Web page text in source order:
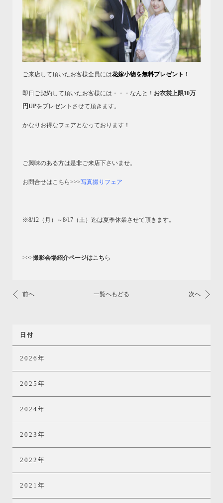
ご来店して頂いたお客様全員には花嫁小物を無料プレゼント！
即日ご契約して頂いたお客様には・・・なんと！ お衣裳上限10万
円UPをプレゼントさせて頂きます。
かなりお得なフェアとなっております！
ご興味のある方は是非ご来店下さいませ。
お問合せはこちら>>>写真撮りフェア
※8/12（月）～8/17（土）迄は夏季休業させて頂きます。
>>>撮影会場紹介ページはこち ら
前へ 一覧へもどる 次へ
日付
2026年
2025年
2024年
2023年
2022年
2021年